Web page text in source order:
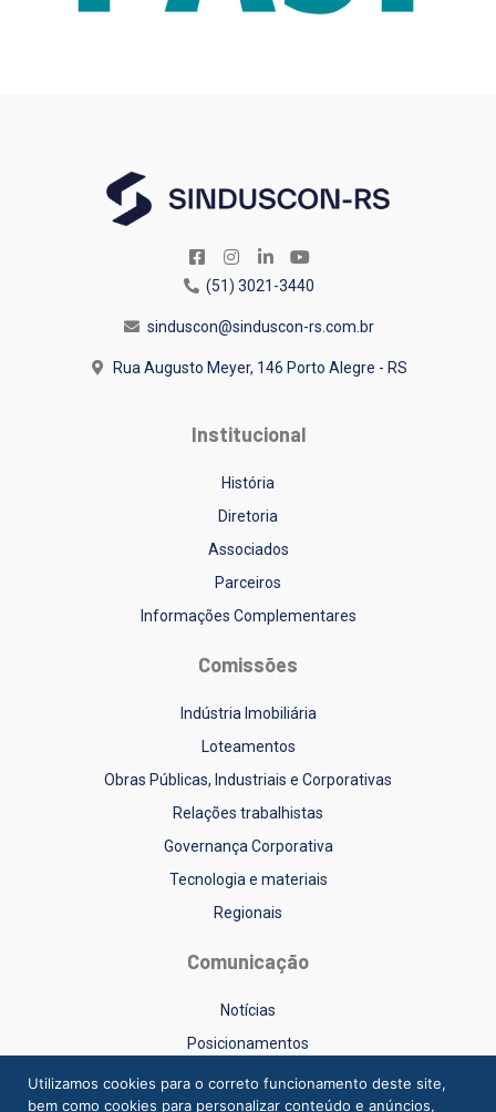
(51) 3021-3440
sinduscon@sinduscon-rs.com.br
Rua Augusto Meyer, 146 Porto Alegre - RS
Institucional
História
Diretoria
Associados
Parceiros
Informações Complementares
Comissões
Indústria Imobiliária
Loteamentos
Obras Públicas, Industriais e Corporativas
Relações trabalhistas
Governança Corporativa
Tecnologia e materiais
Regionais
Comunicação
Notícias
Posicionamentos
Sinduscon-RS na Mídia
Utilizamos cookies para o correto funcionamento deste site,
bem como cookies para personalizar conteúdo e anúncios,